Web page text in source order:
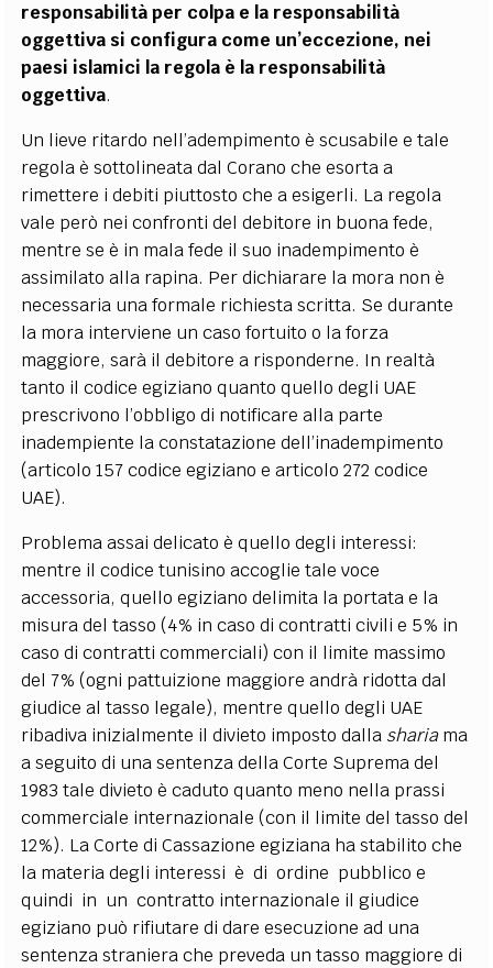
responsabilità per colpa e la responsabilità
oggettiva si configura come un’eccezione, nei
paesi islamici la regola è la responsabilità
oggettiva.
Un lieve ritardo nell’adempimento è scusabile e tale
regola è sottolineata dal Corano che esorta a
rimettere i debiti piuttosto che a esigerli. La regola
vale però nei confronti del debitore in buona fede,
mentre se è in mala fede il suo inadempimento è
assimilato alla rapina. Per dichiarare la mora non è
necessaria una formale richiesta scritta. Se durante
la mora interviene un caso fortuito o la forza
maggiore, sarà il debitore a risponderne. In realtà
tanto il codice egiziano quanto quello degli UAE
prescrivono l’obbligo di notificare alla parte
inadempiente la constatazione dell’inadempimento
(articolo 157 codice egiziano e articolo 272 codice
UAE).
Problema assai delicato è quello degli interessi:
mentre il codice tunisino accoglie tale voce
accessoria, quello egiziano delimita la portata e la
misura del tasso (4% in caso di contratti civili e 5% in
caso di contratti commerciali) con il limite massimo
del 7% (ogni pattuizione maggiore andrà ridotta dal
giudice al tasso legale), mentre quello degli UAE
ribadiva inizialmente il divieto imposto dalla shariama
a seguito di una sentenza della Corte Suprema del
1983 tale divieto è caduto quanto meno nella prassi
commerciale internazionale (con il limite del tasso del
12%). La Corte di Cassazione egiziana ha stabilito che
la materia degli interessi è di ordine pubblico e
quindi in un contratto internazionale il giudice
egiziano può rifiutare di dare esecuzione ad una
sentenza straniera che preveda un tasso maggiore di